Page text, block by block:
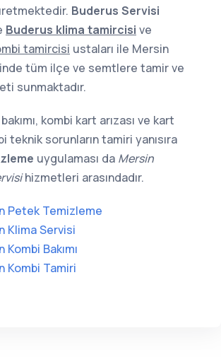
Buderus Servisi
Buderus klima tamircisi ve
tamircisi ustaları ile Mersin
tüm ilçe ve semtlere tamir ve
sunmaktadır.
bakımı, kombi kart arızası ve kart
teknik sorunların tamiri yanısıra
uygulaması da Mersin
hizmetleri arasındadır.
Petek Temizleme
Klima Servisi
Kombi Bakımı
Kombi Tamiri